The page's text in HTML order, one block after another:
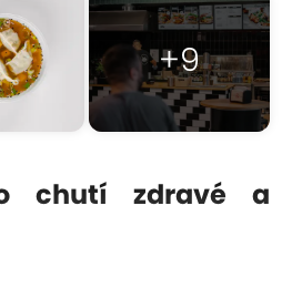
+9
chutí zdravé a